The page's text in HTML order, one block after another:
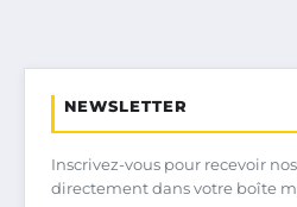
NEWSLETTER
Inscrivez-vous pour recevoir
directement dans votre boîte